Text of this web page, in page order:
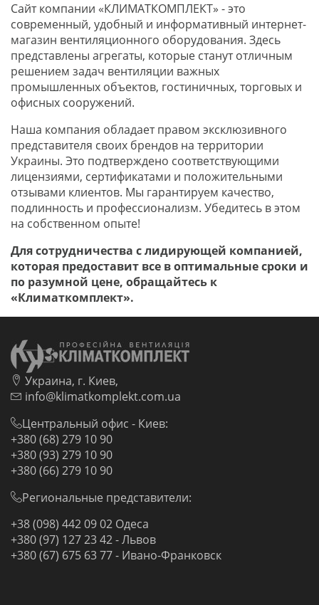
Сайт компании «КЛИМАТКОМПЛЕКТ» - это
современный, удобный и информативный интернет-
магазин вентиляционного оборудования. Здесь
представлены агрегаты, которые станут отличным
решением задач вентиляции важных
промышленных объектов, гостиничных, торговых и
офисных сооружений.
Наша компания обладает правом эксклюзивного
представителя своих брендов на территории
Украины. Это подтверждено соответствующими
лицензиями, сертификатами и положительными
отзывами клиентов. Мы гарантируем качество,
подлинность и профессионализм. Убедитесь в этом
на собственном опыте!
Для сотрудничества с лидирующей компанией,
которая предоставит все в оптимальные сроки и
по разумной цене, обращайтесь к
«Климаткомплект».
Украина, г. Киев,
info@klimatkomplekt.com.ua
Центральный офис - Киев:
+380 (68) 279 10 90
+380 (93) 279 10 90
+380 (66) 279 10 90
Региональные представители:
+38 (098) 442 09 02 Одеса
+380 (97) 127 23 42 - Львов
+380 (67) 675 63 77 - Ивано-Франковск